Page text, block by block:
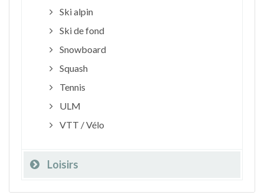
Ski alpin
Ski de fond
Snowboard
Squash
Tennis
ULM
VTT / Vélo
Loisirs